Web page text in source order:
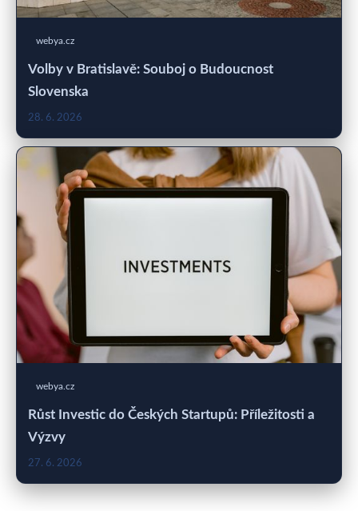
webya.cz
Volby v Bratislavě: Souboj o Budoucnost
Slovenska
28. 6. 2026
webya.cz
Růst Investic do Českých Startupů: Příležitosti a
Výzvy
27. 6. 2026